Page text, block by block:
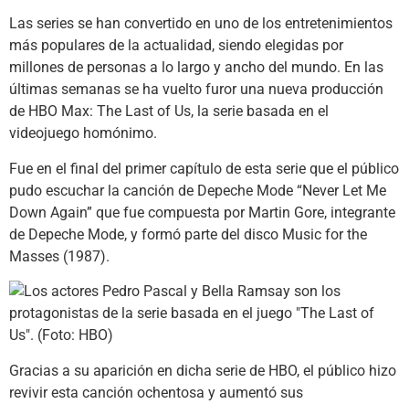
Las series se han convertido en uno de los entretenimientos
más populares de la actualidad, siendo elegidas por
millones de personas a lo largo y ancho del mundo. En las
últimas semanas se ha vuelto furor una nueva producción
de HBO Max: The Last of Us, la serie basada en el
videojuego homónimo.
Fue en el final del primer capítulo de esta serie que el público
pudo escuchar la canción de Depeche Mode “Never Let Me
Down Again” que fue compuesta por Martin Gore, integrante
de Depeche Mode, y formó parte del disco Music for the
Masses (1987).
Gracias a su aparición en dicha serie de HBO, el público hizo
revivir esta canción ochentosa y aumentó sus